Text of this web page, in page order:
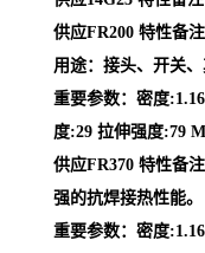
供应FR200 特性备
用途：接头、开关
重要参数：密度
度:29 拉伸强度:79
供应FR370 特性备
强的抗焊接热性能。
重要参数：密度